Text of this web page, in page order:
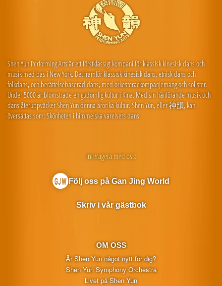
Shen Yun Performing Arts är ett förstklassigt kompani för klassisk kinesisk dans och
musik med bas i New York. Det framför klassisk kinesisk dans, etnisk dans och
folkdans, och berättelsebaserad dans, med orkesterackompanjemang och solister.
Under 5000 år blomstrade en gudomlig kultur i Kina. Med sin hänförande musik och
dans återuppväcker Shen Yun denna ärorika kultur. Shen Yun, eller 神韻, kan
översättas som: Skönheten i himmelska varelsers dans
OM OSS
Är Shen Yun något nytt för dig?
Shen Yun Symphony Orchestra
Livet på Shen Yun
Interagera med oss:
Följ oss på Gan Jing World
Skriv i vår gästbok